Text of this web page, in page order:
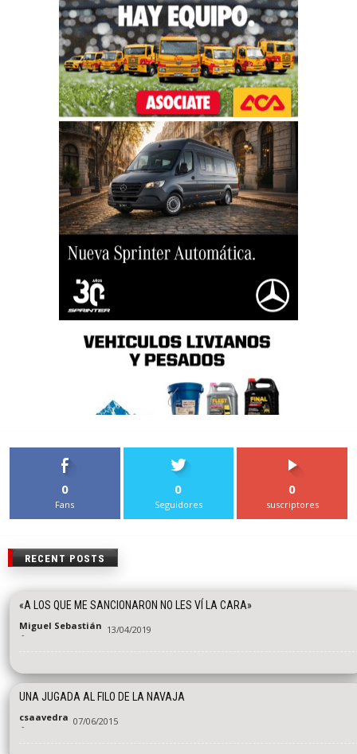
0
Fans
0
Seguidores
0
suscriptores
RECENT POSTS
«A LOS QUE ME SANCIONARON NO LES VÍ LA CARA»
Miguel Sebastián
- 13/04/2019
UNA JUGADA AL FILO DE LA NAVAJA
csaavedra
- 07/06/2015